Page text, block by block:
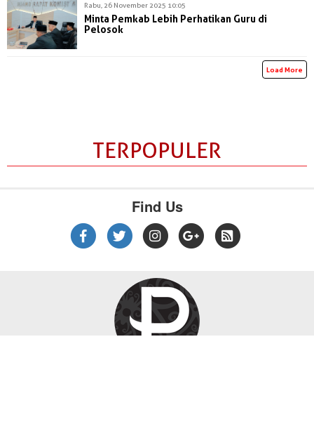
Rabu, 26 November 2025 10:05
Minta Pemkab Lebih Perhatikan Guru di
Pelosok
Load More
TERPOPULER
Find Us